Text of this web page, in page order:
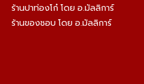
ร้านปาท่องโก๋ โดย อ.มัลลิการ์
ร้านของชอบ โดย อ.มัลลิการ์